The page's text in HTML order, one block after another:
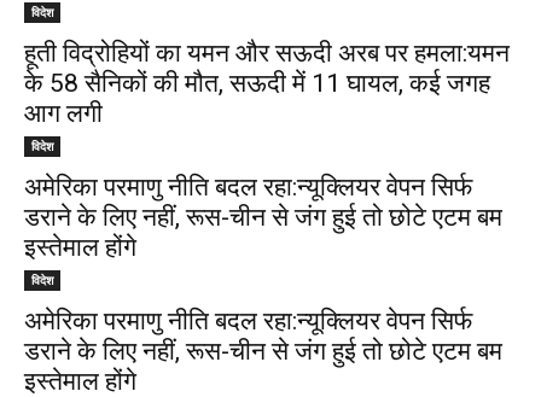
विदेश
हूती विद्रोहियों का यमन और सऊदी अरब पर हमला:यमन
के 58 सैनिकों की मौत, सऊदी में 11 घायल, कई जगह
आग लगी
विदेश
अमेरिका परमाणु नीति बदल रहा:न्यूक्लियर वेपन सिर्फ
डराने के लिए नहीं, रूस-चीन से जंग हुई तो छोटे एटम बम
इस्तेमाल होंगे
विदेश
अमेरिका परमाणु नीति बदल रहा:न्यूक्लियर वेपन सिर्फ
डराने के लिए नहीं, रूस-चीन से जंग हुई तो छोटे एटम बम
इस्तेमाल होंगे